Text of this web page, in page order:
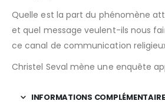
Quelle est la part du phénomène
et quel message veulent-ils nous
ce canal de communication
Christel Seval mène une enquête
INFORMATIONS